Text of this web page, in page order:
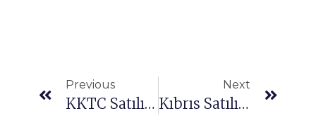
Previous
KKTC Satılık Villa
Next
Kıbrıs Satılık Daire